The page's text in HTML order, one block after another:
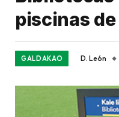
piscinas
GALDAKAO D. León